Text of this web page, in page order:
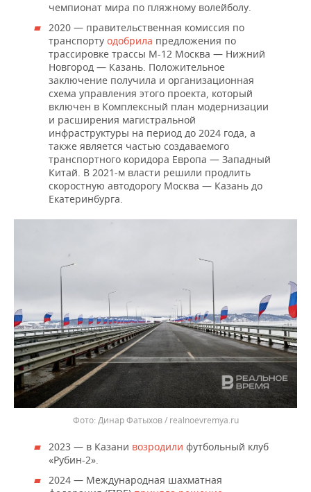
чемпионат мира по пляжному волейболу.
2020 — правительственная комиссия по
транспорту одобрила предложения по
трассировке трассы М-12 Москва — Нижний
Новгород — Казань. Положительное
заключение получила и организационная
схема управления этого проекта, который
включен в Комплексный план модернизации
и расширения магистральной
инфраструктуры на период до 2024 года, а
также является частью создаваемого
транспортного коридора Европа — Западный
Китай. В 2021-м власти решили продлить
скоростную автодорогу Москва — Казань до
Екатеринбурга.
Динар Фатыхов / realnoevremya.ru
2023 — в Казани возродили футбольный клуб
«Рубин-2».
2024 — Международная шахматная